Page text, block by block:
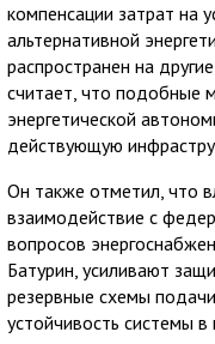
компенсации затрат на
альтернативной
распространен на
считает, что подобные
энергетической
действующую
Он также отметил, что
взаимодействие с
вопросов
Батурин, усиливают
резервные схемы
устойчивость системы в